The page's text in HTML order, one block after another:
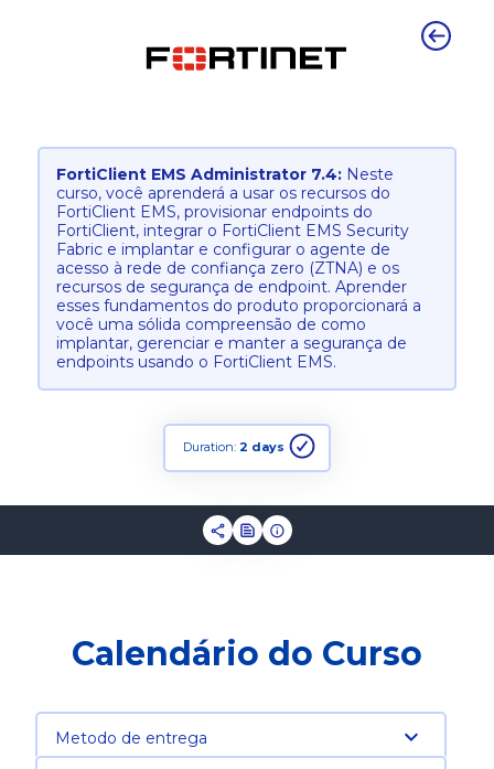
FortiClient EMS Administrator 7.4: Neste
curso, você aprenderá a usar os recursos do
FortiClient EMS, provisionar endpoints do
FortiClient, integrar o FortiClient EMS Security
Fabric e implantar e configurar o agente de
acesso à rede de confiança zero (ZTNA) e os
recursos de segurança de endpoint. Aprender
esses fundamentos do produto proporcionará a
você uma sólida compreensão de como
implantar, gerenciar e manter a segurança de
endpoints usando o FortiClient EMS.
Duration: 2 days
Calendário do Curso
Metodo de entrega